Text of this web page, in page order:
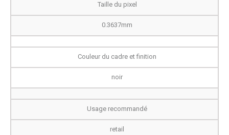
Taille du pixel
0.3637mm
Couleur du cadre et finition
noir
Usage recommandé
retail